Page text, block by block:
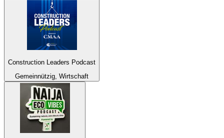
Construction Leaders Podcast
Gemeinnützig, Wirtschaft